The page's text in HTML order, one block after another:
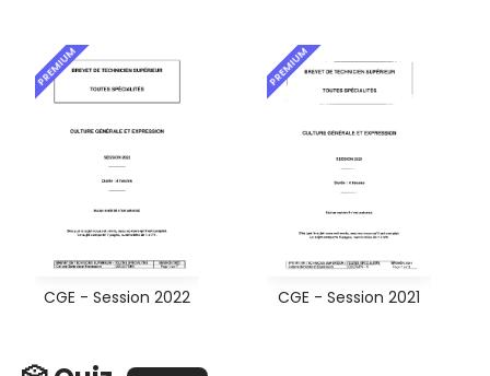
PREMIUM
CGE - Session 2022
PREMIUM
CGE - Session 2021